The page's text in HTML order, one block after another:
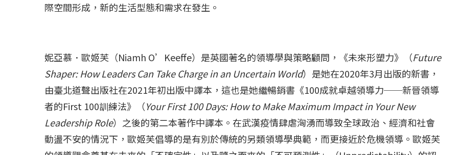
際空間形成，新的生活型態和需求在發生。
妮亞慕．歐姬芙（Niamh O’Keeffe）是英國著名的領導學與策略顧問，《未來形塑力》（Future
Shaper:How Leaders Can Take Charge in an Uncertain World）是她在2020年3月出版的新書，
由臺北道聲出版社在2021年初出版中譯本，這也是她繼暢銷書《100成就卓越領導力──新晉領導
者的First 100訓練法》（Your First 100 Days: How to Make Maximum Impact in Your New
Leadership Role）之後的第二本著作中譯本。在武漢疫情肆虐洶湧而導致全球政治、經濟和社會
動盪不安的情況下，歐姬芙倡導的是有別於傳統的另類領導學典範，而更接近於危機領導。歐姬芙